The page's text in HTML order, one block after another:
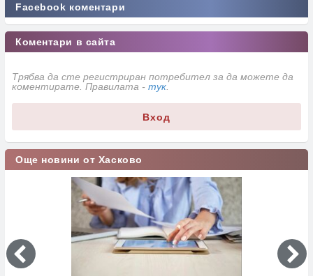
Facebook коментари
Коментари в сайта
Трябва да сте регистриран потребител за да можете да
коментирате. Правилата - тук
Вход
Още новини от Хасково